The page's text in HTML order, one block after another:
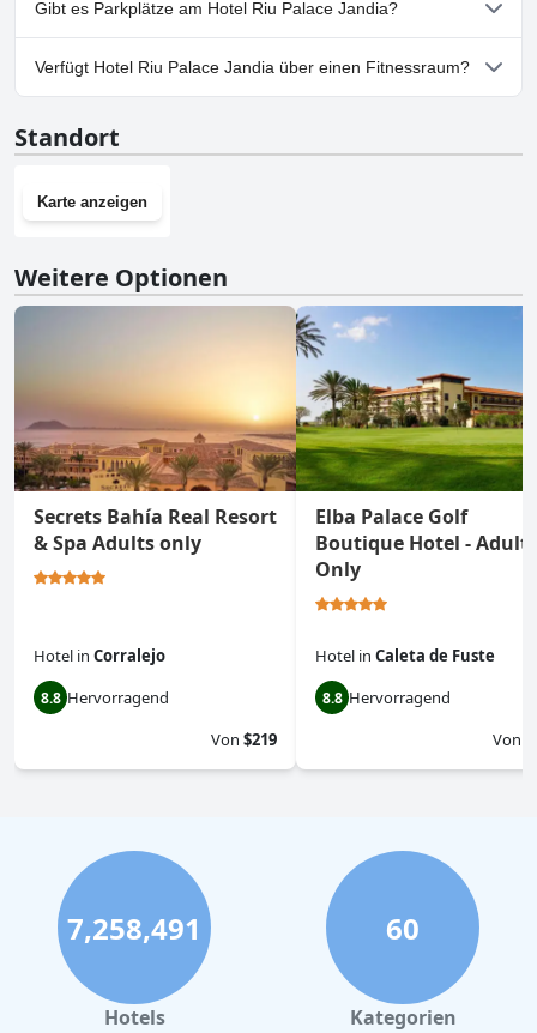
Gibt es Parkplätze am Hotel Riu Palace Jandia?
Nein, im Hotel Riu Palace Jandia gibt es keine Parkmöglichkeiten.
Verfügt Hotel Riu Palace Jandia über einen Fitnessraum?
Standort
Karte anzeigen
Weitere Optionen
Secrets Bahía Real Resort
& Spa Adults only
Hotel in Corralejo
8.8 Hervorragend
Von $219
Elba Palace Golf
Boutique Hotel - Adults
Only
Hotel in Caleta de Fuste
8.8 Hervorragend
Von
7,258,491
Hotels
60
Kategorien